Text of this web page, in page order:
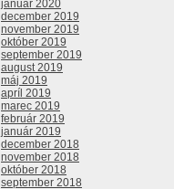
január 2020
december 2019
november 2019
október 2019
september 2019
august 2019
máj 2019
apríl 2019
marec 2019
február 2019
január 2019
december 2018
november 2018
október 2018
september 2018